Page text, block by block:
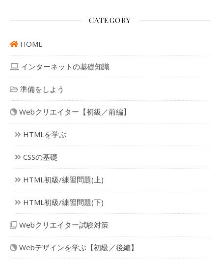
CATEGORY
HOME
インターネットの基礎知識
準備をしよう
Webクリエイター【初級／前編】
HTMLを学ぶ
CSSの基礎
HTML初級/練習問題(上)
HTML初級/練習問題(下)
Webクリエイター試験対策
Webデザインを学ぶ【初級／後編】